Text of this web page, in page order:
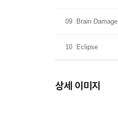
09 Brain Damage
10 Eclipse
상세 이미지